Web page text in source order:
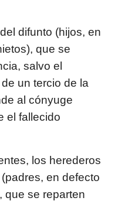
difunto (hijos, en
que se
salvo el
un tercio de la
al cónyuge
el fallecido
los herederos
en defecto
que se reparten